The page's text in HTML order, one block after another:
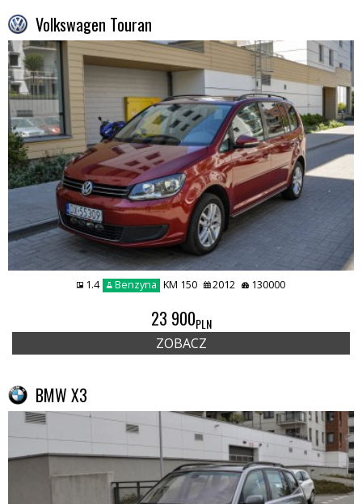
Volkswagen Touran
1.4 Benzyna KM 150 2012 130000
23 900PLN
ZOBACZ
BMW X3